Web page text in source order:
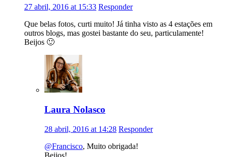
27 abril, 2016 at 15:33 Responder
Que belas fotos, curti muito! Já tinha visto as 4 estações em
outros blogs, mas gostei bastante do seu, particulamente!
Beijos 🙂
Laura Nolasco
28 abril, 2016 at 14:28 Responder
@Francisco, Muito obrigada!
Beijos!